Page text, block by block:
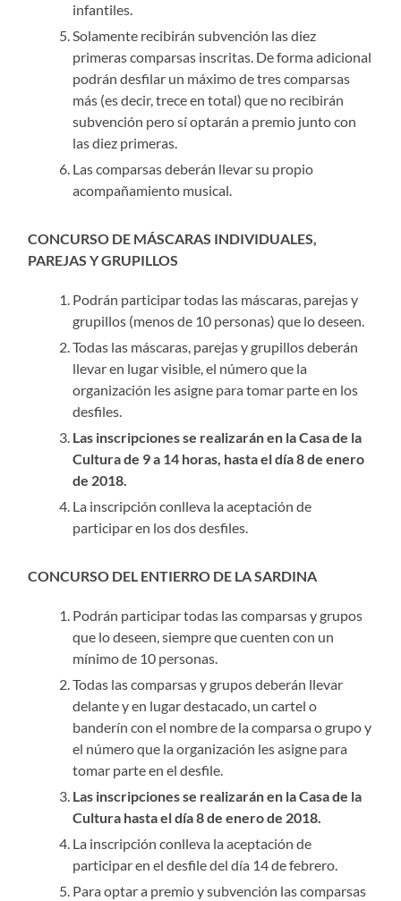
infantiles.
Solamente recibirán subvención las diez
primeras comparsas inscritas. De forma adicional
podrán desfilar un máximo de tres comparsas
más (es decir, trece en total) que no recibirán
subvención pero sí optarán a premio junto con
las diez primeras.
Las comparsas deberán llevar su propio
acompañamiento musical.
CONCURSO DE MÁSCARAS INDIVIDUALES,
PAREJAS Y GRUPILLOS
Podrán participar todas las máscaras, parejas y
grupillos (menos de 10 personas) que lo deseen.
Todas las máscaras, parejas y grupillos deberán
llevar en lugar visible, el número que la
organización les asigne para tomar parte en los
desfiles.
Las inscripciones se realizarán en la Casa de la
Cultura de 9 a 14 horas, hasta el día 8 de enero
de 2018.
La inscripción conlleva la aceptación de
participar en los dos desfiles.
CONCURSO DEL ENTIERRO DE LA SARDINA
Podrán participar todas las comparsas y grupos
que lo deseen, siempre que cuenten con un
mínimo de 10 personas.
Todas las comparsas y grupos deberán llevar
delante y en lugar destacado, un cartel o
banderín con el nombre de la comparsa o grupo y
el número que la organización les asigne para
tomar parte en el desfile.
Las inscripciones se realizarán en la Casa de la
Cultura hasta el día 8 de enero de 2018.
La inscripción conlleva la aceptación de
participar en el desfile del día 14 de febrero.
Para optar a premio y subvención las comparsas